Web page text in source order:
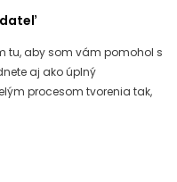
tu, aby som vám pomohol s
aj ako úplný
procesom tvorenia tak,